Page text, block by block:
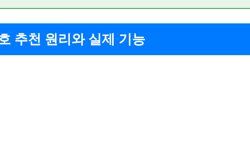
추천 원리와 실제 기능